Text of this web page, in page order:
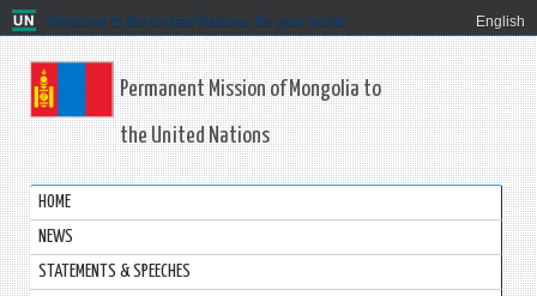
Welcome to the United Nations. It's your world. English
Permanent Mission of Mongolia to
the United Nations
HOME
NEWS
STATEMENTS & SPEECHES